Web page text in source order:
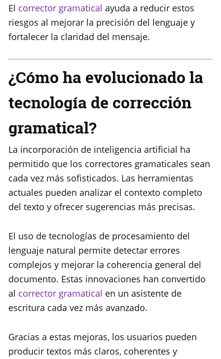
El corrector gramatical ayuda a reducir estos
riesgos al mejorar la precisión del lenguaje y
fortalecer la claridad del mensaje.
¿Cómo ha evolucionado la
tecnología de corrección
gramatical?
La incorporación de inteligencia artificial ha
permitido que los correctores gramaticales sean
cada vez más sofisticados. Las herramientas
actuales pueden analizar el contexto completo
del texto y ofrecer sugerencias más precisas.
El uso de tecnologías de procesamiento del
lenguaje natural permite detectar errores
complejos y mejorar la coherencia general del
documento. Estas innovaciones han convertido
al corrector gramatical en un asistente de
escritura cada vez más avanzado.
Gracias a estas mejoras, los usuarios pueden
producir textos más claros, coherentes y